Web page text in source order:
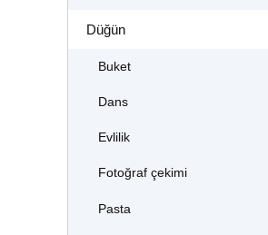
Düğün
Buket
Dans
Evlilik
Fotoğraf çekimi
Pasta